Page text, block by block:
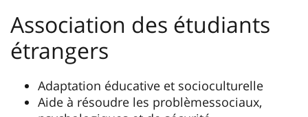
Association des étudiants
étrangers
Adaptation éducative et socioculturelle
Aide à résoudre les problèmessociaux,